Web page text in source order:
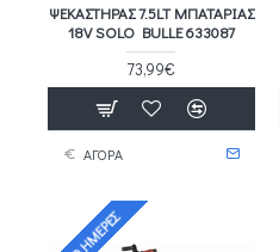
ΨΕΚΑΣΤΗΡΑΣ 7.5LT ΜΠΑΤΑΡΙΑΣ
18V SOLO BULLE 633087
73,99€
ΑΓΟΡΑ